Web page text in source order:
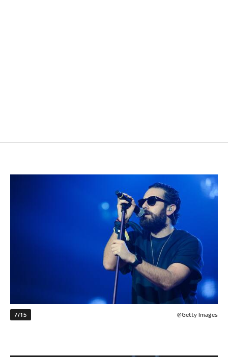
7/15 @Getty Images